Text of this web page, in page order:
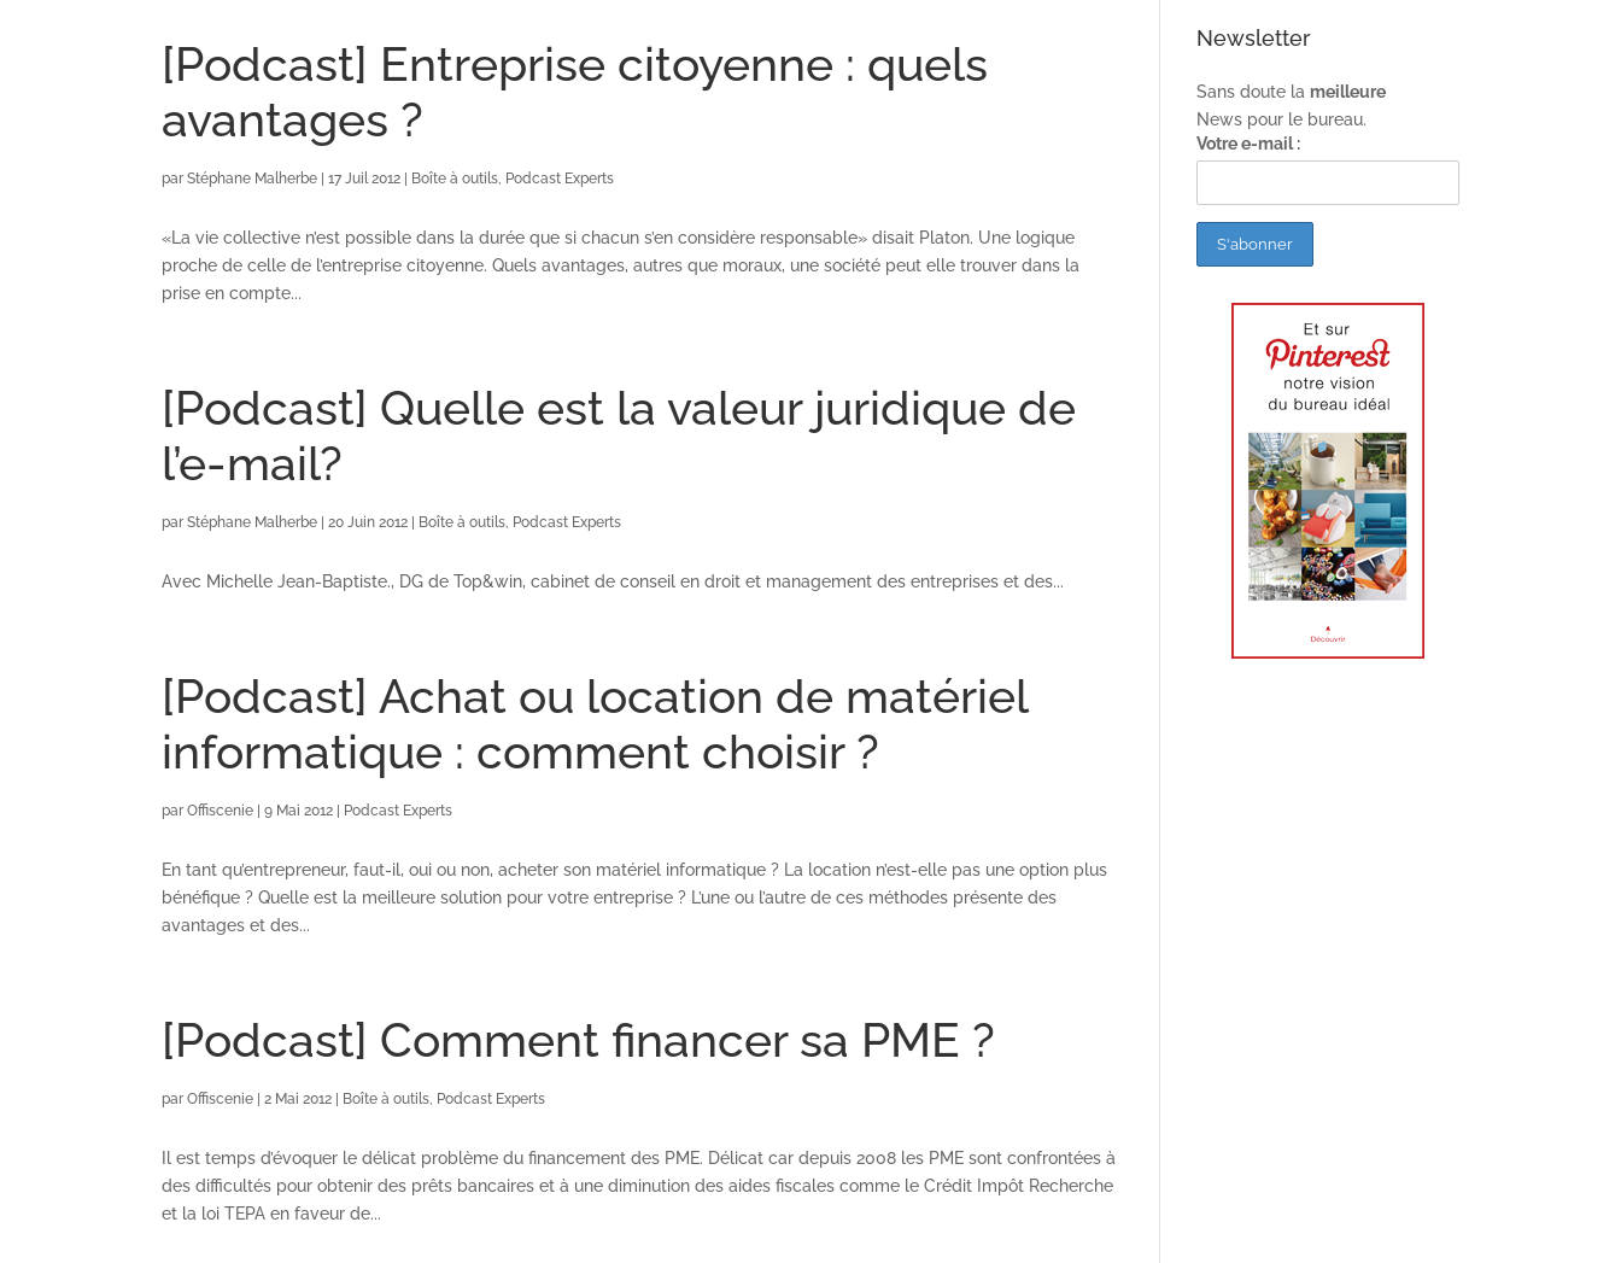
[Podcast] Entreprise citoyenne : quels
avantages ?
parStéphane Malherbe |17 Juil 2012 Boîte à outils, Podcast Experts
«La vie collective n’est possible dans la durée que si chacun s’en considère responsable» disait Platon. Une logique
proche de celle de l’entreprise citoyenne. Quels avantages, autres que moraux, une société peut elle trouver dans la
prise en compte...
[Podcast] Quelle est la valeur juridique de
l’e-mail?
parStéphane Malherbe |20 Juin 2012 Boîte à outils, Podcast Experts
Avec Michelle Jean-Baptiste., DG de Top&win, cabinet de conseil en droit et management des entreprises et des...
[Podcast] Achat ou location de matériel
informatique : comment choisir ?
parOffiscenie |9 Mai 2012 Podcast Experts
En tant qu’entrepreneur, faut-il, oui ou non, acheter son matériel informatique ? La location n’est-elle pas une option plus
bénéfique ? Quelle est la meilleure solution pour votre entreprise ? L’une ou l’autre de ces méthodes présente des
avantages et des...
[Podcast] Comment financer sa PME ?
parOffiscenie |2 Mai 2012 Boîte à outils, Podcast Experts
Il est temps d’évoquer le délicat problème du financement des PME. Délicat car depuis 2008 les PME sont confrontées à
des difficultés pour obtenir des prêts bancaires et à une diminution des aides fiscales comme le Crédit Impôt Recherche
et la loi TEPA en faveur de...
Newsletter
Sans doute la meilleure
News pour le bureau.
Votre e-mail :